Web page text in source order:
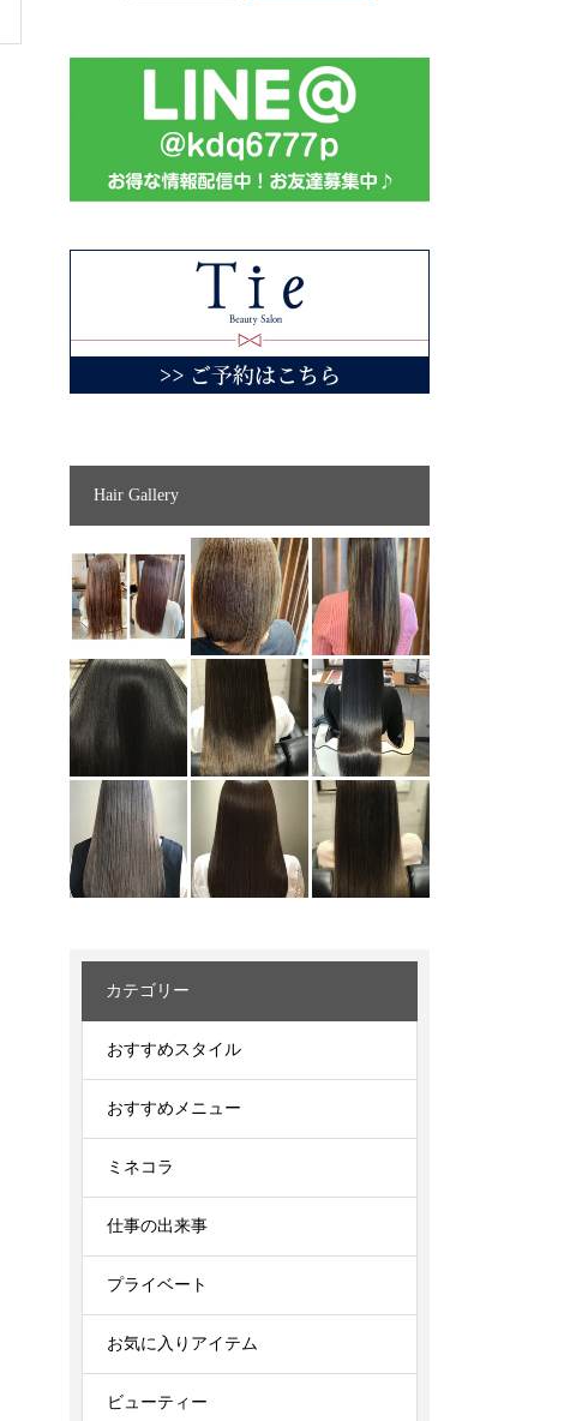
Hair Gallery
カテゴリー
おすすめスタイル
おすすめメニュー
ミネコラ
仕事の出来事
プライベート
お気に入りアイテム
ビューティー